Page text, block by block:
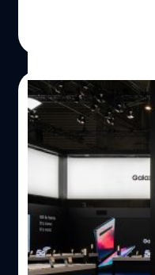
|
21/06/2021
Samsung เตรีย
ร์ตวอตช์อาทิตย์ห
อาทิตย์หน้าจะถึงการ
(MWC21) ซึ่งในปีนี้ซัม
รูปแบบออฟไลน์ โดยล่
เกิดขึ้นในคืนวันจันทร์
ภัณฑ์สมาร์ตวอตช์
ศุภกานต์ เหล่ารัตนกุล|